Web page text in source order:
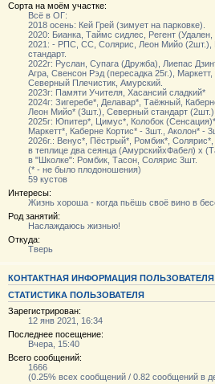
Сорта на моём участке:
Всё в ОГ:
2018 осень: Кей Грей (зимует на парковке).
2020: Бианка, Таймс сидлес, Регент (Удален,
2021: - РПС, СС, Солярис, Леон Мийо
стандарт.
2022г: Руслан, Супага (Дружба), Лиепас
Агра, Свенсон Рэд (пересадка 25г.),
Северный Плечистик, Амурский.
2023г: Памяти Учителя, Хасансий сладкий*
2024г: Зигеребе*, Делавар*, Таёжный,
Леон Мийо* (3шт.), Северный стандарт
2025г: Юпитер*, Цимус*, Колобок
Маркетт*, Каберне Кортис* - 3шт., Аколон* -
2026г.: Венус*, Пёстрый*, Ромбик*,
в теплице два сеянца (АмурскийхФабел) х
в "Школке": Ромбик, Тасон, Солярис 3шт.
(* - не было плодоношения)
59 кустов
Интересы:
Жизнь хороша - когда пьёшь своё вино в
Род занятий:
Наслаждаюсь жизнью!
Откуда:
Тверь
КОНТАКТНАЯ ИНФОРМАЦИЯ ПОЛЬЗОВАТЕЛЯ
СТАТИСТИКА ПОЛЬЗОВАТЕЛЯ
Зарегистрирован:
12 янв 2021, 16:34
Последнее посещение:
Вчера, 15:40
Всего сообщений:
1666
(0.25% всех сообщений / 0.82 сообщений в